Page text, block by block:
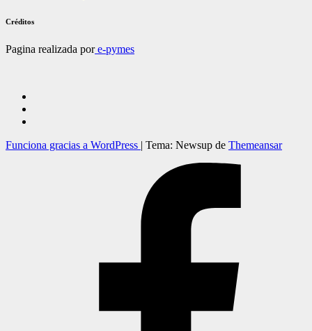
Créditos
Pagina realizada pore-pymes
Funciona gracias a WordPress | Tema: Newsup de Themeansar